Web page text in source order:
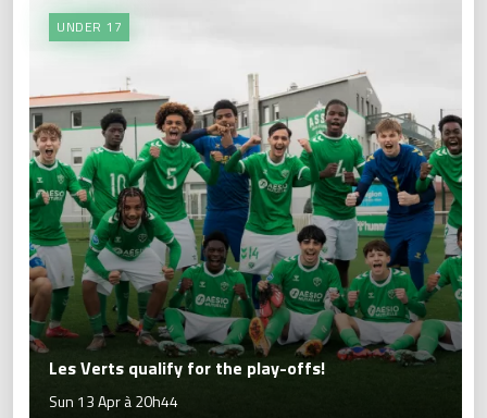
UNDER 17
Les Verts qualify for the play-offs!
Sun 13 Apr à 20h44